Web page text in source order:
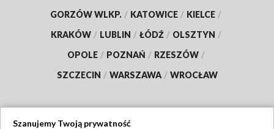
GORZÓW WLKP. / KATOWICE / KIELCE /
KRAKÓW / LUBLIN / ŁÓDŹ / OLSZTYN /
OPOLE / POZNAŃ / RZESZÓW /
SZCZECIN / WARSZAWA / WROCŁAW
Szanujemy Twoją prywatność